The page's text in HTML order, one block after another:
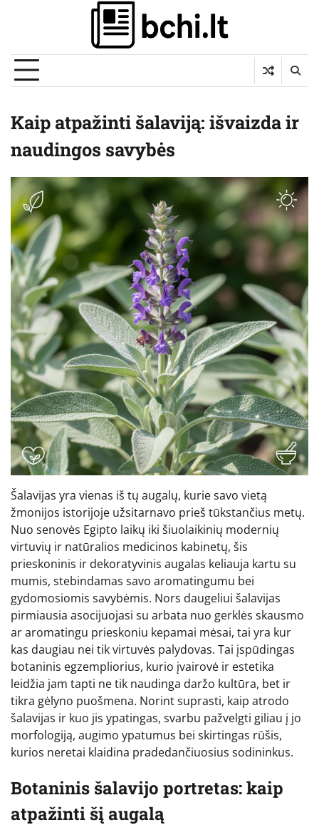
Kaip atpažinti šalaviją: išvaizda ir
naudingos savybės
Šalavijas yra vienas iš tų augalų, kurie savo vietą
žmonijos istorijoje užsitarnavo prieš tūkstančius metų.
Nuo senovės Egipto laikų iki šiuolaikinių modernių
virtuvių ir natūralios medicinos kabinetų, šis
prieskoninis ir dekoratyvinis augalas keliauja kartu su
mumis, stebindamas savo aromatingumu bei
gydomosiomis savybėmis. Nors daugeliui šalavijas
pirmiausia asocijuojasi su arbata nuo gerklės skausmo
ar aromatingu prieskoniu kepamai mėsai, tai yra kur
kas daugiau nei tik virtuvės palydovas. Tai įspūdingas
botaninis egzempliorius, kurio įvairovė ir estetika
leidžia jam tapti ne tik naudinga daržo kultūra, bet ir
tikra gėlyno puošmena. Norint suprasti, kaip atrodo
šalavijas ir kuo jis ypatingas, svarbu pažvelgti giliau į jo
morfologiją, augimo ypatumus bei skirtingas rūšis,
kurios neretai klaidina pradedančiuosius sodininkus.
Botaninis šalavijo portretas: kaip
atpažinti šį augalą